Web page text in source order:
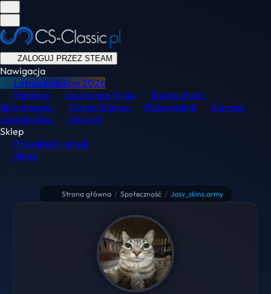
ZALOGUJ PRZEZ STEAM
Nawigacja
Letnia Kolekcja2026
Ranking
Codzienne Misje
Społeczność
Skinchanger
Rynek Skinów Przewodnik
Demka
Lista Banów
Discord
Sklep
Przeglądaj usługi
Sklep
Strona główna / Społeczność / Jasv_skins.army